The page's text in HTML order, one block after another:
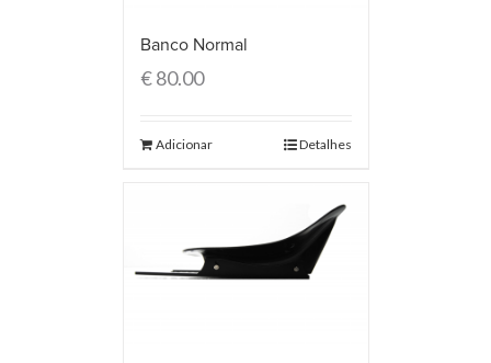
Banco Normal
€80.00
Adicionar Detalhes